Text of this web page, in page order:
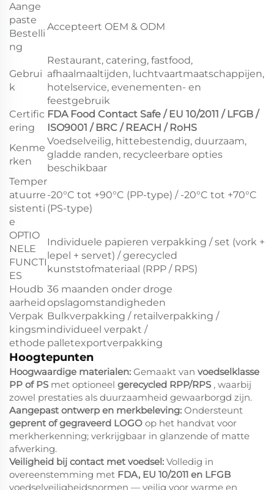
Aange
paste
Bestelli
ng
Accepteert OEM & ODM
Gebrui
k
Restaurant, catering, fastfood,
afhaalmaaltijden, luchtvaartmaatschappijen,
hotelservice, evenementen- en
feestgebruik
Certific
ering
FDA Food Contact Safe / EU 10/2011 / LFGB /
ISO9001 / BRC / REACH / RoHS
Kenme
rken
Voedselveilig, hittebestendig, duurzaam,
gladde randen, recycleerbare opties
beschikbaar
Temper
atuurre
sistenti
e
-20°C tot +90°C (PP-type) / -20°C tot +70°C
(PS-type)
OPTIO
NELE
FUNCTI
ES
Individuele papieren verpakking / set (vork +
lepel + servet) / gerecycled
kunststofmateriaal (RPP / RPS)
Houdb
aarheid
36 maanden onder droge
opslagomstandigheden
Verpak
kingsm
ethode
Bulkverpakking / retailverpakking /
individueel verpakt /
palletexportverpakking
Hoogtepunten
Hoogwaardige materialen: Gemaakt van voedselklasse
PP of PS met optioneel gerecycled RPP/RPS , waarbij
zowel prestaties als duurzaamheid gewaarborgd zijn.
Aangepast ontwerp en merkbeleving: Ondersteunt
geprent of gegraveerd LOGO op het handvat voor
merkherkenning; verkrijgbaar in glanzende of matte
afwerking.
Veiligheid bij contact met voedsel: Volledig in
overeenstemming met FDA, EU 10/2011 en LFGB
voedselveiligheidsnormen — veilig voor warme en